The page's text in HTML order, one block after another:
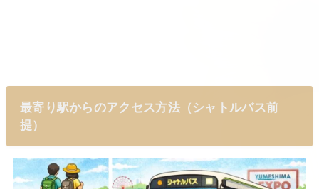
最寄り駅からのアクセス方法（シャトルバス前
提）